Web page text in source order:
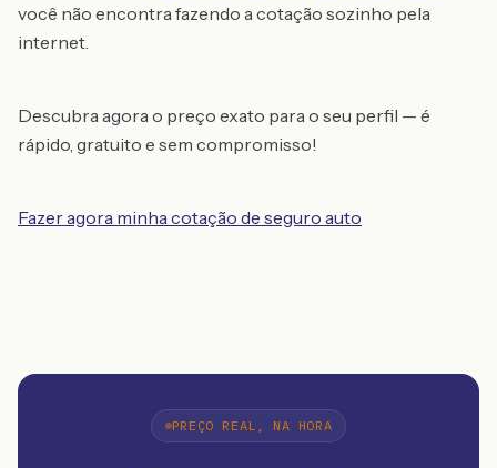
você não encontra fazendo a cotação sozinho pela
internet.
Descubra agora o preço exato para o seu perfil — é
rápido, gratuito e sem compromisso!
Fazer agora minha cotação de seguro auto
PREÇO REAL, NA HORA